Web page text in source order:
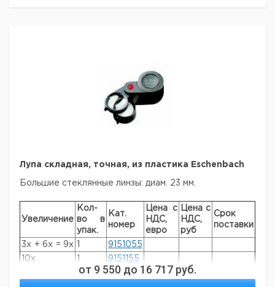
Лупа складная, точная, из пластика Eschenbach
Большие стеклянные линзы: диам. 23 мм.
Увеличение
Кол-
во в
упак.
Кат.
номер
Цена с
НДС,
евро
Цена с
НДС,
руб
Срок
поставки
3x + 6x = 9x
9151055
10x
1 9151155
от 9 550 до 16 717 руб.